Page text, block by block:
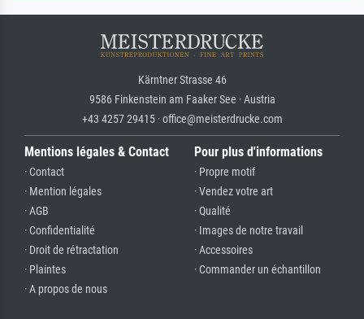
Kärntner Strasse 46
9586 Finkenstein am Faaker See · Austria
+43 4257 29415 · office@meisterdrucke.com
Mentions légales & Contact
· Contact
· Mention légales
· AGB
· Confidentialité
· Droit de rétractation
· Plaintes
· A propos de nous
Pour plus d'informations
· Propre motif
· Vendez votre art
· Qualité
· Images de notre travail
· Accessoires
· Commander un échantillon